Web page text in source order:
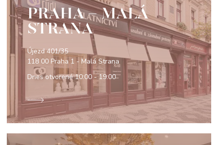
PRAHA - MALÁ
STRANA
Újezd 401/35
118 00 Praha 1 - Malá Strana
Dnes otvorené10:00 - 19:00